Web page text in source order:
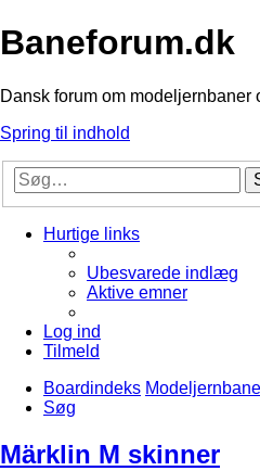
Baneforum.dk
Dansk forum om
Spring til indhold
Hurtige links
Ubesvarede indlæg
Aktive emner
Log ind
Tilmeld
Boardindeks
Søg
Märklin M skinner